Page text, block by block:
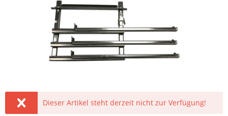
Dieser Artikel steht derzeit nicht zur Verfügung!